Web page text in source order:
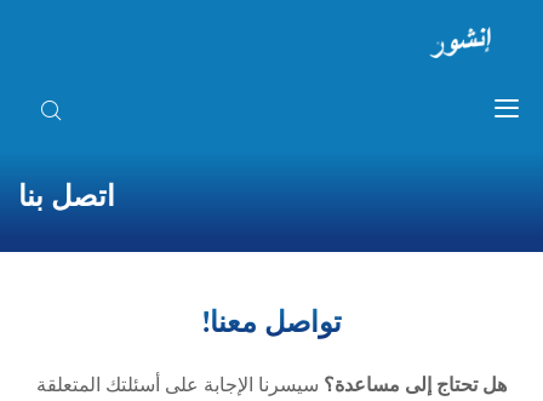
اتصل بنا
تواصل معنا!
هل تحتاج إلى مساعدة؟ سيسرنا الإجابة على أسئلتك المتعلقة